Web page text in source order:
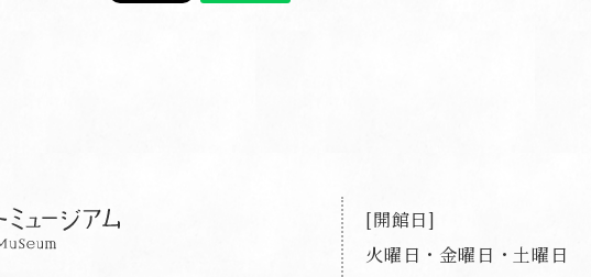
開館日
火曜日・金曜日・土曜日